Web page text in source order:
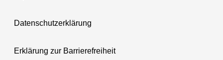
Datenschutzerklärung
Erklärung zur Barrierefreiheit